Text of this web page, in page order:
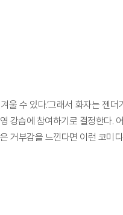
수 있다.’그래서 화자는 젠
강습에 참여하기로 결정한다.
거부감을 느낀다면 이런 코미